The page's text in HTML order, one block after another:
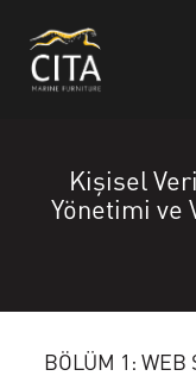
Kişisel
Yönetimi ve
BÖLÜM 1: WEB